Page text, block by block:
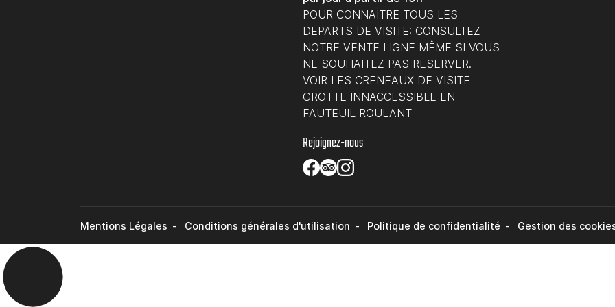
POUR CONNAITRE TOUS LES
DEPARTS DE VISITE: CONSULTEZ
NOTRE VENTE LIGNE MÊME SI VOUS
NE SOUHAITEZ PAS RESERVER.
VOIR LES CRENEAUX DE VISITE
GROTTE INNACCESSIBLE EN
FAUTEUIL ROULANT
Rejoignez-nous
Mentions Légales Conditions générales d'utilisation Politique de confidentialité Gestion des